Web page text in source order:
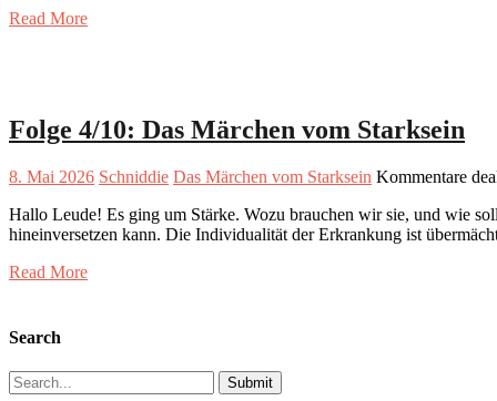
Read More
Folge 4/10: Das Märchen vom Starksein
8. Mai 2026 Schniddie Das Märchen vom Starksein Kommentare
Hallo Leude! Es ging um Stärke. Wozu brauchen wir sie, und wie
hineinversetzen kann. Die Individualität der Erkrankung ist
Read More
Search
Search